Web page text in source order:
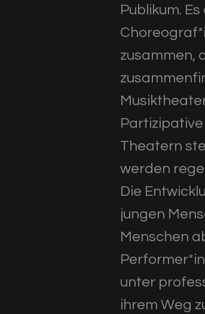
Publikum.
zusammen,
Theatern
werden
Die
jungen
Menschen
unter
ihrem Weg